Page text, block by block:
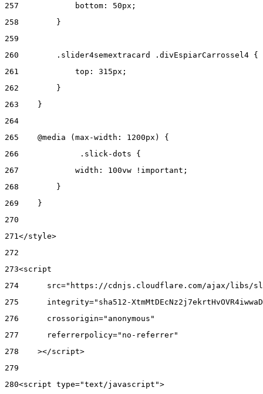
257
            bottom: 50px;
258
        }
259
260
        .slider4semextracard .divEspiarCarrossel4 {
261
            top: 315px;
262
        }
263
    }
264
265
    @media (max-width: 1200px) {
266
      	.slick-dots {
267
            width: 100vw !important;
268
        }
269
    }
270
271 </style>
272
273<script
274
src="https://cdnjs.cloudflare.com/ajax/libs/
275
integrity="sha512-
276
      crossorigin="anonymous"
277
      referrerpolicy="no-referrer"
278
    ></script>
279
280<script type="text/javascript">